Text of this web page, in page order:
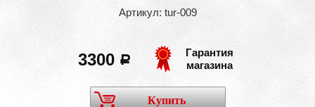
Артикул: tur-009
3300 a
Гарантия
магазина
Купить